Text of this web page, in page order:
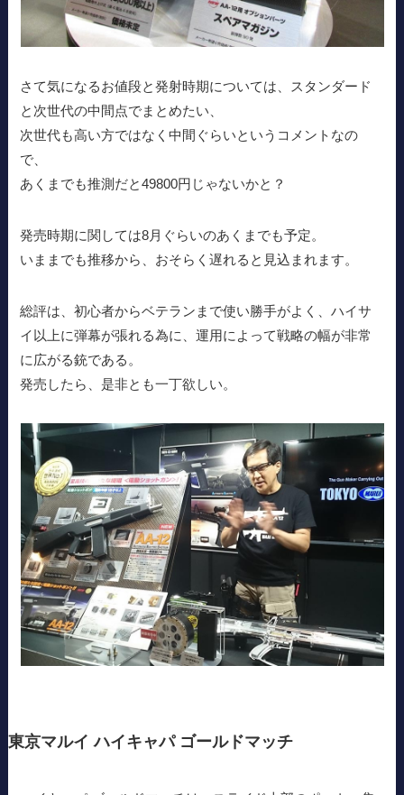
さて気になるお値段と発射時期については、スタンダード
と次世代の中間点でまとめたい、
次世代も高い方ではなく中間ぐらいというコメントなの
で、
あくまでも推測だと49800円じゃないかと？
発売時期に関しては8月ぐらいのあくまでも予定。
いままでも推移から、おそらく遅れると見込まれます。
総評は、初心者からベテランまで使い勝手がよく、ハイサ
イ以上に弾幕が張れる為に、運用によって戦略の幅が非常
に広がる銃である。
発売したら、是非とも一丁欲しい。
東京マルイ ハイキャパ ゴールドマッチ